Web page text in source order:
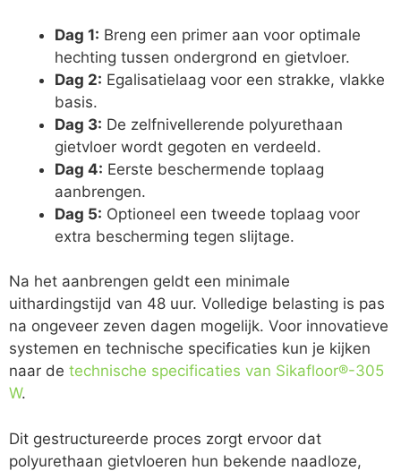
Dag 1: Breng een primer aan voor optimale
hechting tussen ondergrond en gietvloer.
Dag 2: Egalisatielaag voor een strakke, vlakke
basis.
Dag 3: De zelfnivellerende polyurethaan
gietvloer wordt gegoten en verdeeld.
Dag 4: Eerste beschermende toplaag
aanbrengen.
Dag 5: Optioneel een tweede toplaag voor
extra bescherming tegen slijtage.
Na het aanbrengen geldt een minimale
uithardingstijd van 48 uur. Volledige belasting is pas
na ongeveer zeven dagen mogelijk. Voor innovatieve
systemen en technische specificaties kun je kijken
naar de technische specificaties van Sikafloor®-305
W.
Dit gestructureerde proces zorgt ervoor dat
polyurethaan gietvloeren hun bekende naadloze,